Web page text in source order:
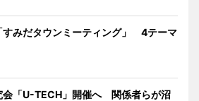
すみだタウンミーティング」 4テーマ
会「U-TECH」開催へ 関係者らが沼